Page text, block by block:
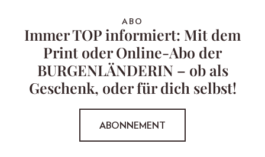
ABO
Immer TOP informiert: Mit dem
Print oder Online-Abo der
BURGENLÄNDERIN – ob als
Geschenk, oder für dich selbst!
ABONNEMENT